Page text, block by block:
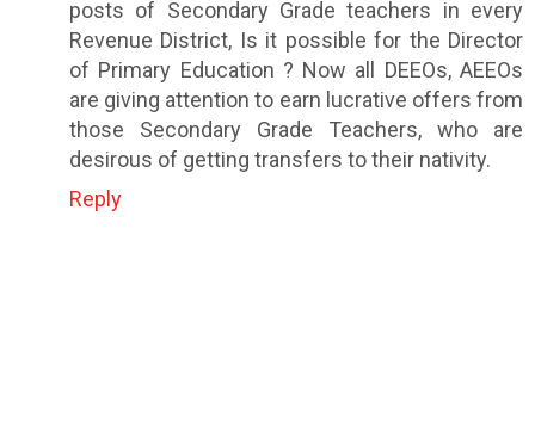
posts of Secondary Grade teachers in every
Revenue District, Is it possible for the Director
of Primary Education ? Now all DEEOs, AEEOs
are giving attention to earn lucrative offers from
those Secondary Grade Teachers, who are
desirous of getting transfers to their nativity.
Reply